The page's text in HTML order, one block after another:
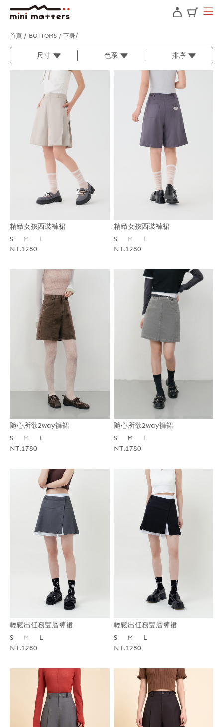
首頁 BOTTOMS / 下身
尺寸 色系 排序
精緻女孩西裝褲裙
S
M
L
NT.1280
精緻女孩西裝褲裙
S
M
L
NT.1280
隨心所欲2way褲裙
S
M
L
NT.1780
隨心所欲2way褲裙
S
M
L
NT.1780
輕鬆出任務雙層褲裙
S
M
L
NT.1280
輕鬆出任務雙層褲裙
S
M
L
NT.1280